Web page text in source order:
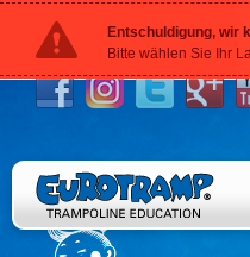
Entschuldigung, wir
Bitte wählen Sie Ihr